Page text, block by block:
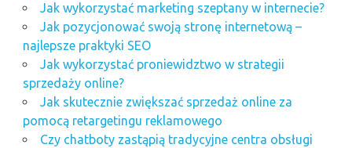
Jak wykorzystać marketing szeptany w internecie?
Jak pozycjonować swoją stronę internetową –
najlepsze praktyki SEO
Jak wykorzystać proniewidztwo w strategii
sprzedaży online?
Jak skutecznie zwiększać sprzedaż online za
pomocą retargetingu reklamowego
Czy chatboty zastąpią tradycyjne centra obsługi